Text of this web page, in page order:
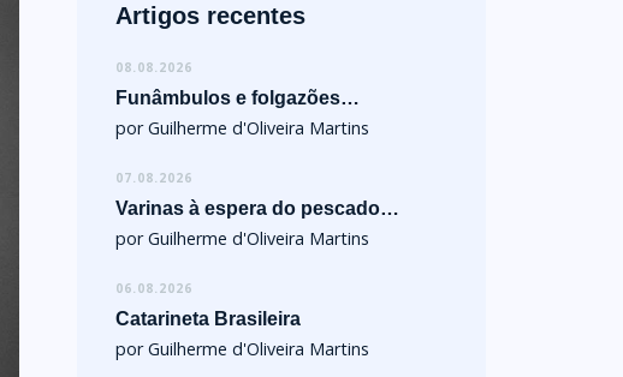
Artigos recentes
08.08.2026
Funâmbulos e folgazões…
por Guilherme d'Oliveira Martins
07.08.2026
Varinas à espera do pescado…
por Guilherme d'Oliveira Martins
06.08.2026
Catarineta Brasileira
por Guilherme d'Oliveira Martins